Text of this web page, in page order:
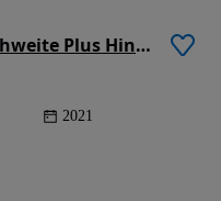
Tesla Model 3 Standard Reichweite Plus Hinterradantrieb
2021